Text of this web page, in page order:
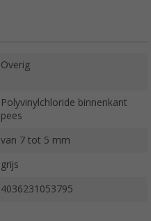
Overig
Polyvinylchloride binnenkant
pees
van 7 tot 5 mm
grijs
4036231053795